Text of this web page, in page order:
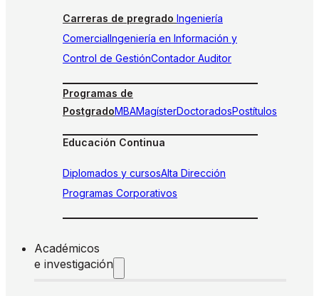
Carreras de pregrado Ingeniería
ComercialIngeniería en Información y
Control de GestiónContador Auditor
Programas de
PostgradoMBAMagísterDoctoradosPostítulos
Educación Continua
Diplomados y cursosAlta Dirección
Programas Corporativos
Académicos
e investigación